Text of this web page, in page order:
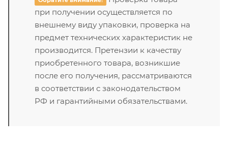
при получении осуществляется по
внешнему виду упаковки, проверка на
предмет технических характеристик не
производится. Претензии к качеству
приобретенного товара, возникшие
после его получения, рассматриваются
в соответствии с законодательством
РФ и гарантийными обязательствами.